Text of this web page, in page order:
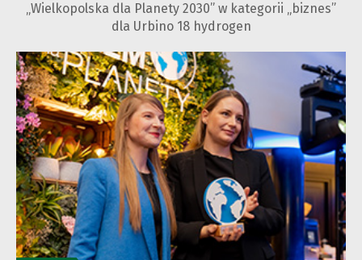
„Wielkopolska dla Planety 2030” w kategorii „biznes”
dla Urbino 18 hydrogen